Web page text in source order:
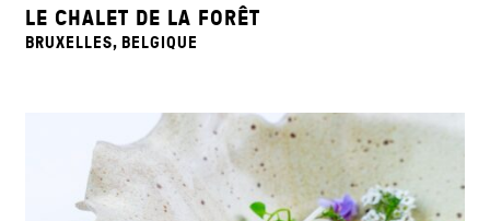
LE CHALET DE LA FORÊT
BRUXELLES, BELGIQUE